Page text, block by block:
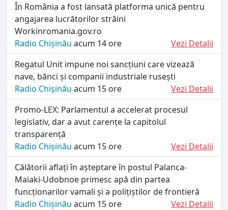
În România a fost lansată platforma unică pentru
angajarea lucrătorilor străini
Workinromania.gov.ro
Radio Chișinău acum 14 ore
Vezi Detalii
Regatul Unit impune noi sancțiuni care vizează
nave, bănci și companii industriale rusești
Radio Chișinău acum 15 ore
Vezi Detalii
Promo-LEX: Parlamentul a accelerat procesul
legislativ, dar a avut carențe la capitolul
transparență
Radio Chișinău acum 15 ore
Vezi Detalii
Călătorii aflați în așteptare în postul Palanca-
Maiaki-Udobnoe primesc apă din partea
funcționarilor vamali și a polițiștilor de frontieră
Radio Chișinău acum 15 ore
Vezi Detalii